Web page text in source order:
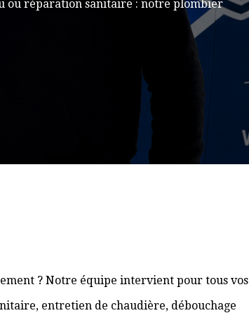
ou réparation sanitaire : notre plombier
? Notre équipe intervient pour tous vos
entretien de chaudière, débouchage